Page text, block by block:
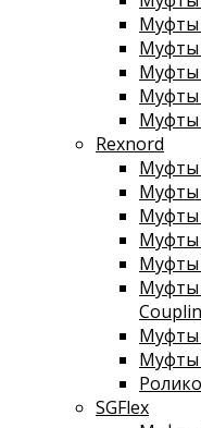
Муфты
Муфты
Муфты
Муфты
Муфты
Rexnord
Муфты
Муфты
Муфты
Муфты
Муфты
Муфты
Муфты
Муфты
SGFlex